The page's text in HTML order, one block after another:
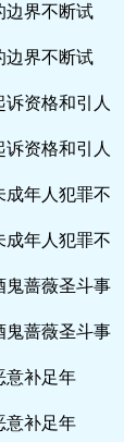
边界不断试
边界不断试
资格和引人
资格和引人
成年人犯罪不
成年人犯罪不
鬼蔷薇圣斗事
鬼蔷薇圣斗事
意补足年
意补足年